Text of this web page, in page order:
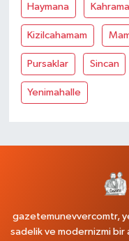
Haymana
Kizilcahamam
Pursaklar Sincan
Yenimahalle
gazetemunevvercomtr,
sadelik ve modernizmi bir